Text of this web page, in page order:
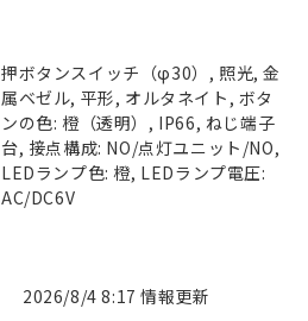
押ボタンスイッチ（φ30）, 照光, 金
属ベゼル, 平形, オルタネイト, ボタ
ンの色: 橙（透明）, IP66, ねじ端子
台, 接点構成: NO/点灯ユニット/NO,
LEDランプ色: 橙, LEDランプ電圧:
AC/DC6V
2026/8/4 8:17 情報更新